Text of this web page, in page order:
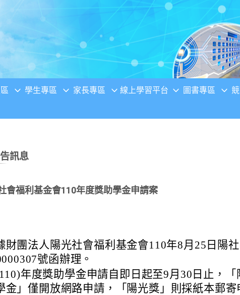
學生專區 家長專區 線上學習平台 圖書專區
訊息
會福利基金會110年度獎助學金申請案
財團法人陽光社會福利基金會110年8月25日陽
號函辦理。
年度獎助學金申請自即日起至9月30日止，「
金」僅開放網路申請，「陽光獎」則採紙本郵寄